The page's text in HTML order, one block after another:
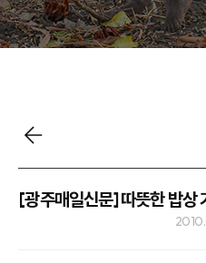
언론보도
[광주매일신문] 따뜻한 밥상